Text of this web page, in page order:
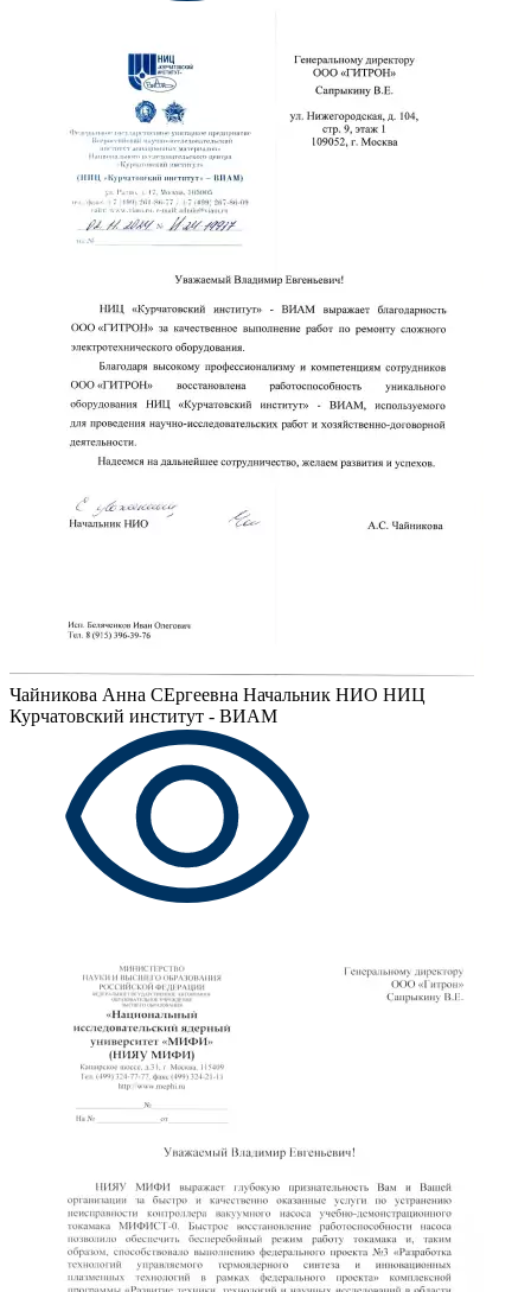
Чайникова Анна СЕргеевна Начальник НИО НИЦ
Курчатовский институт - ВИАМ